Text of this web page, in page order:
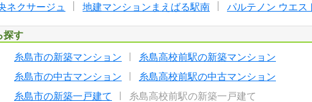
ネクサージュ
地建マンションまえばる駅南 パルテノン ウエス
探す
糸島市の新築マンション
糸島高校前駅の新築マンション
糸島市の中古マンション
糸島高校前駅の中古マンション
糸島市の新築一戸建て
糸島高校前駅の新築一戸建て